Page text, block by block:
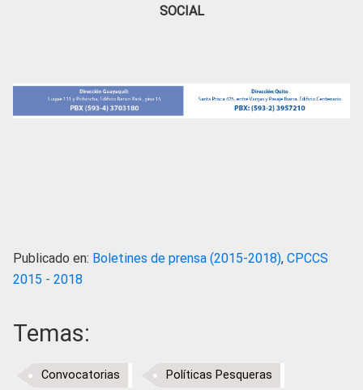
SOCIAL
Publicado en: Boletines de prensa (2015-2018), CPCCS
2015 - 2018
Temas:
Convocatorias Políticas Pesqueras